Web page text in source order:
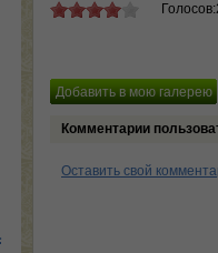
Комментарии
Оставить свой